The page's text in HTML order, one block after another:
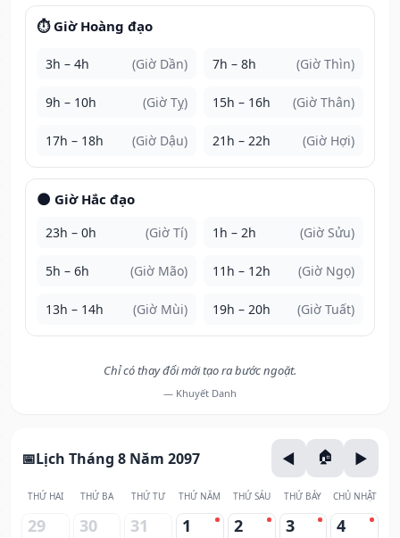
⏱️ Giờ Hoàng đạo
3h – 4h (Giờ Dần) 7h – 8h (Giờ Thìn)
9h – 10h (Giờ Tỵ) 15h – 16h (Giờ Thân)
17h – 18h (Giờ Dậu) 21h – 22h (Giờ Hợi)
🌑 Giờ Hắc đạo
23h – 0h (Giờ Tí) 1h – 2h (Giờ Sửu)
5h – 6h (Giờ Mão) 11h – 12h (Giờ Ngọ)
13h – 14h (Giờ Mùi) 19h – 20h (Giờ Tuất)
Chỉ có thay đổi mới tạo ra bước ngoặt.
— Khuyết Danh
Lịch Tháng 8 Năm 2097
THỨ HAI THỨ BA THỨ TƯ THỨ NĂM THỨ SÁU THỨ BẢY CHỦ NHẬT
29 30 31 1 2 3 4